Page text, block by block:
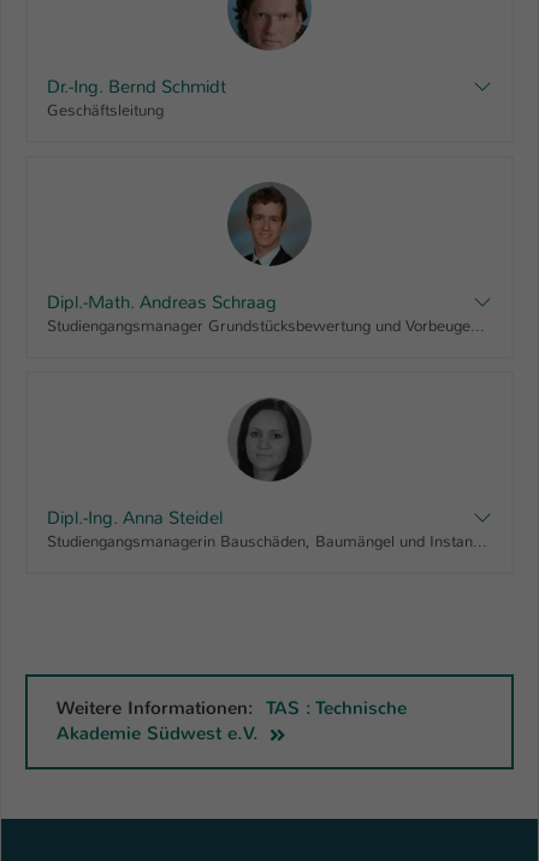
Dr.-Ing. Bernd Schmidt
Geschäftsleitung
Dipl.-Math. Andreas Schraag
Studiengangsmanager Grundstücksbewertung und Vorbeugender Branschutz
Dipl.-Ing. Anna Steidel
Studiengangsmanagerin Bauschäden, Baumängel und Instandsetzungsplanung | Instandhaltungsmanagement von Rohrleitungssystemen | Sicherheitstechnik
Weitere Informationen: TAS : Technische
Akademie Südwest e.V.